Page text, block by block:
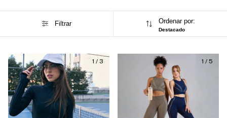
Filtrar Ordenar por:
Destacado
1 / 3 1 / 5